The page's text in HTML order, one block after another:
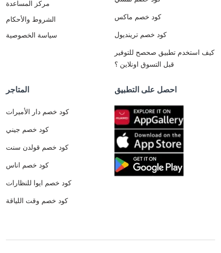
مركز المساعدة
الشروط والأحكام
سياسة الخصوصية
كود خصم ماكس
كود خصم ترينديول
كيف استخدم تطبيق صحصح للتوفير
قبل التسوق اونلاين ؟
المتاجر
كود خصم دار الأميرات
كود خصم جيني
كود خصم قولدن سنت
كود خصم اناس
كود خصم ايوا للنظارات
كود خصم وقت اللياقة
احصل على التطبيق